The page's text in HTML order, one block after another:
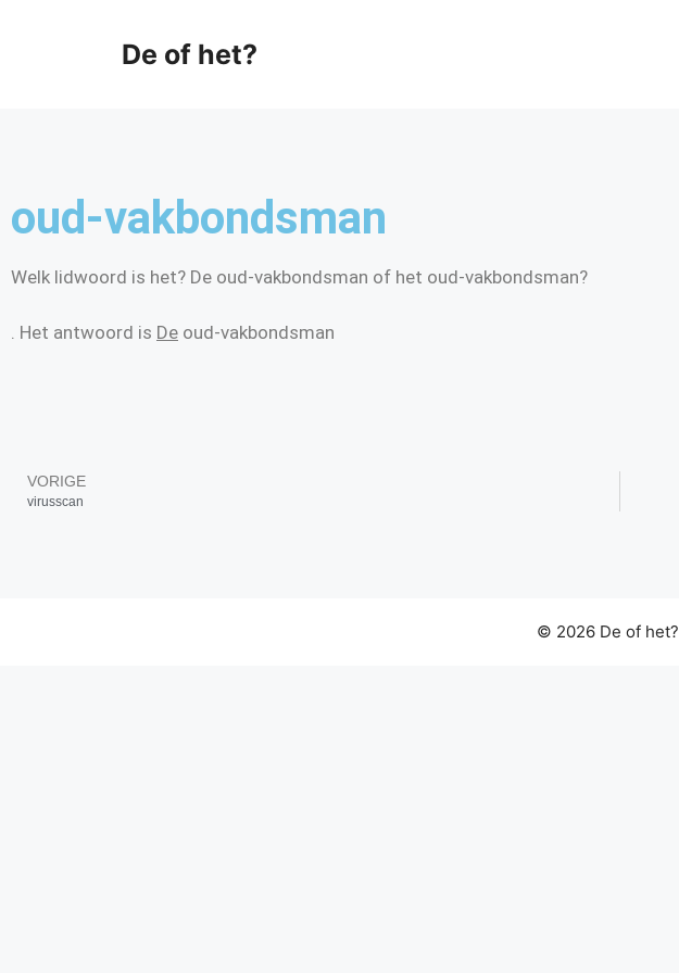
De of het?
oud-vakbondsman
Welk lidwoord is het? De oud-vakbondsman of het oud-vakbondsman?
. Het antwoord is De oud-vakbondsman
VORIGE
virusscan
© 2026 De of het?